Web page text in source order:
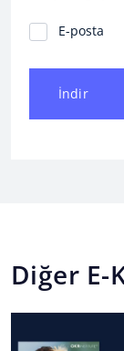
İletişim Tercihleri
E-posta
İndir
Diğer E-